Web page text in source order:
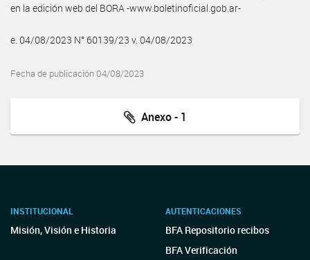
en la edición web del BORA -www.boletinoficial.gob.ar-
e. 04/08/2023 N° 60139/23 v. 04/08/2023
Fecha de publicación 04/08/2023
Anexo - 1
INSTITUCIONAL
Misión, Visión e Historia
AUTENTICACIONES
BFA Repositorio recibos
BFA Verificación